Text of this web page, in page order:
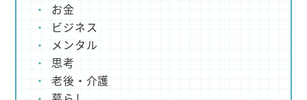
お金
ビジネス
メンタル
思考
老後・介護